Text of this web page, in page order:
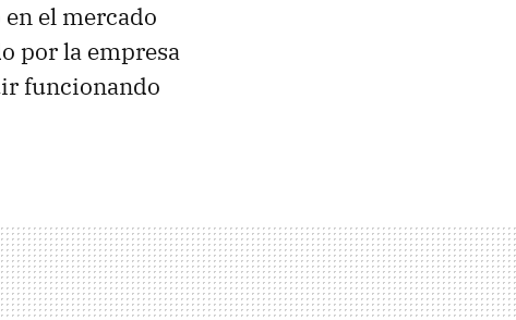
el mercado
por la empresa
funcionando